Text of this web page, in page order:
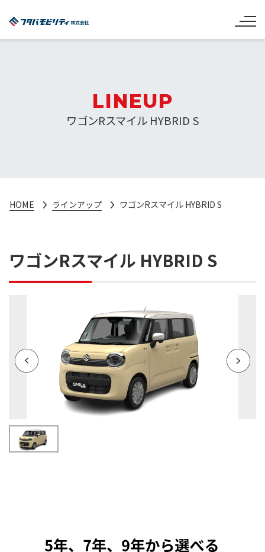
LINEUP
ワゴンRスマイル HYBRID S
HOME ラインアップ ワゴンRスマイル HYBRID S
ワゴンRスマイル HYBRID S